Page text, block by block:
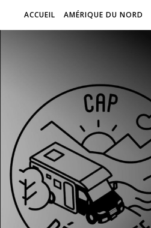
ACCUEIL AMÉRIQUE DU NORD